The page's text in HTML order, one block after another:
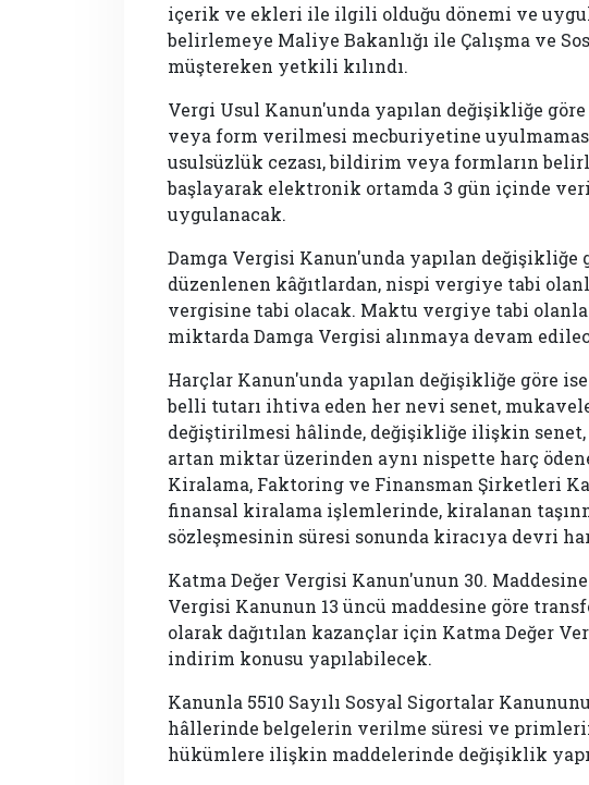
içerik ve ekleri ile ilgili olduğu dönemi ve
belirlemeye Maliye Bakanlığı ile Çalışma ve
müştereken yetkili kılındı.
Vergi Usul Kanun'unda yapılan değişikliğe
veya form verilmesi mecburiyetine
usulsüzlük cezası, bildirim veya formların
başlayarak elektronik ortamda 3 gün içinde
uygulanacak.
Damga Vergisi Kanun'unda yapılan değişikliğe
düzenlenen kâğıtlardan, nispi vergiye tabi
vergisine tabi olacak. Maktu vergiye tabi
miktarda Damga Vergisi alınmaya devam
Harçlar Kanun'unda yapılan değişikliğe göre
belli tutarı ihtiva eden her nevi senet,
değiştirilmesi hâlinde, değişikliğe ilişkin
artan miktar üzerinden aynı nispette harç
Kiralama, Faktoring ve Finansman Şirketleri
finansal kiralama işlemlerinde, kiralanan
sözleşmesinin süresi sonunda kiracıya devri
Katma Değer Vergisi Kanun'unun 30.
Vergisi Kanunun 13 üncü maddesine göre
olarak dağıtılan kazançlar için Katma Değer
indirim konusu yapılabilecek.
Kanunla 5510 Sayılı Sosyal Sigortalar
hâllerinde belgelerin verilme süresi ve
hükümlere ilişkin maddelerinde değişiklik